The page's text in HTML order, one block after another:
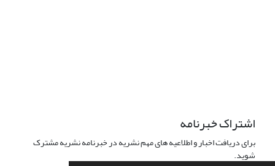
اشتراک خبرنامه
برای دریافت اخبار و اطلاعیه های مهم نشریه در خبرنامه نشریه مشترک
شوید.